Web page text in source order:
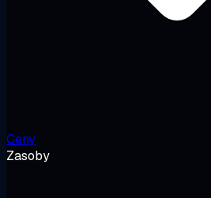
Ceny
Zasoby